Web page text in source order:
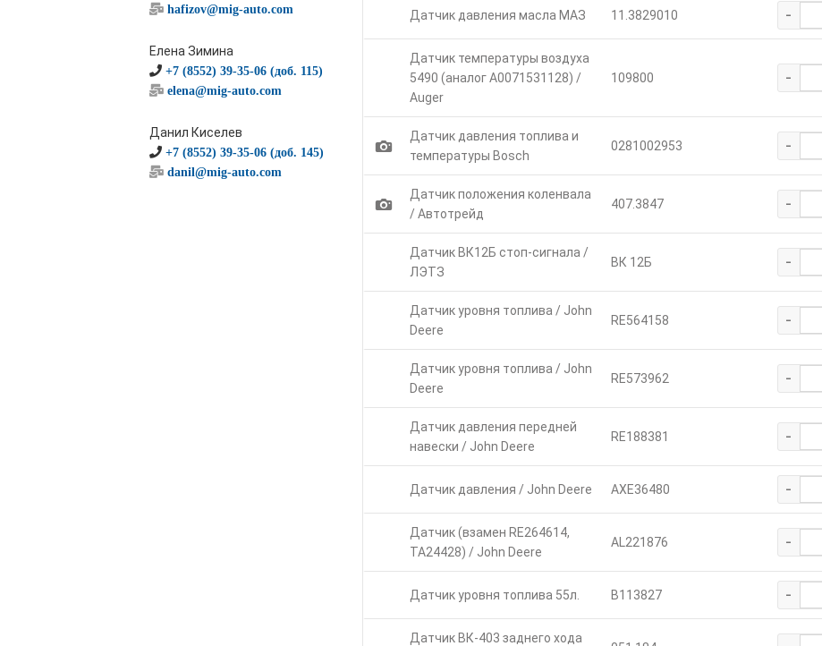
hafizov@mig-auto.com
Елена Зимина
+7 (8552) 39-35-06 (доб. 115)
elena@mig-auto.com
Данил Киселев
+7 (8552) 39-35-06 (доб. 145)
danil@mig-auto.com
Датчик давления масла МАЗ 11.3829010 -
Датчик температуры воздуха
5490 (аналог A0071531128) /
Auger
109800 -
1
Датчик давления топлива и
температуры Bosch
0281002953 -
1
Датчик положения коленвала
/ Автотрейд
407.3847 -
Датчик ВК12Б стоп-сигнала /
ЛЭТЗ
ВК 12Б -
Датчик уровня топлива / John
Deere
RE564158 -
Датчик уровня топлива / John
Deere
RE573962 -
Датчик давления передней
навески / John Deere
RE188381 -
Датчик давления / John Deere AXE36480 -
Датчик (взамен RE264614,
TA24428) / John Deere
AL221876 -
Датчик уровня топлива 55л. В113827 -
Датчик ВК-403 заднего хода